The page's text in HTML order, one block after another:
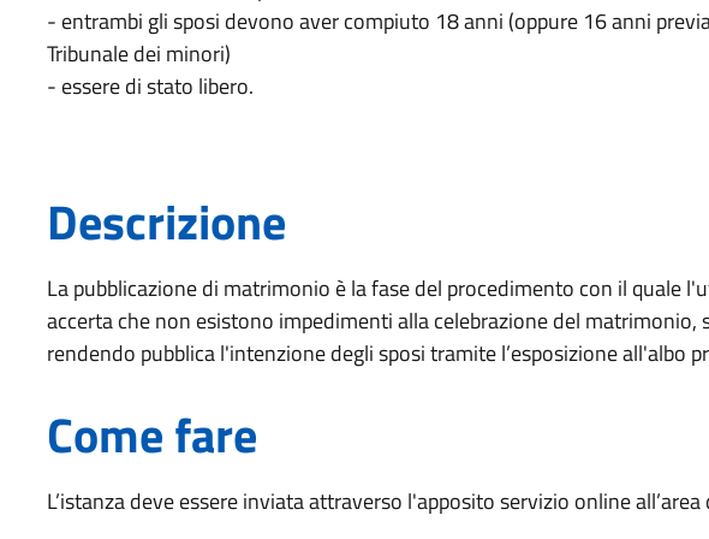
- entrambi gli sposi devono aver compiuto 18 anni (oppure 16 anni
Tribunale dei minori)
- essere di stato libero.
Descrizione
La pubblicazione di matrimonio è la fase del procedimento con il quale
accerta che non esistono impedimenti alla celebrazione del matrimonio,
rendendo pubblica l'intenzione degli sposi tramite l’esposizione all'albo
Come fare
L’istanza deve essere inviata attraverso l'apposito servizio online